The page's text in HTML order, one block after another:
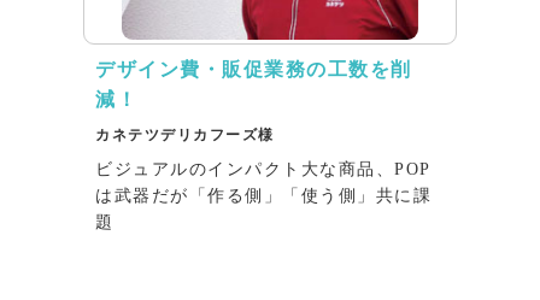
デザイン費・販促業務の工数を削
減！
カネテツデリカフーズ様
ビジュアルのインパクト大な商品、POP
は武器だが「作る側」「使う側」共に課
題